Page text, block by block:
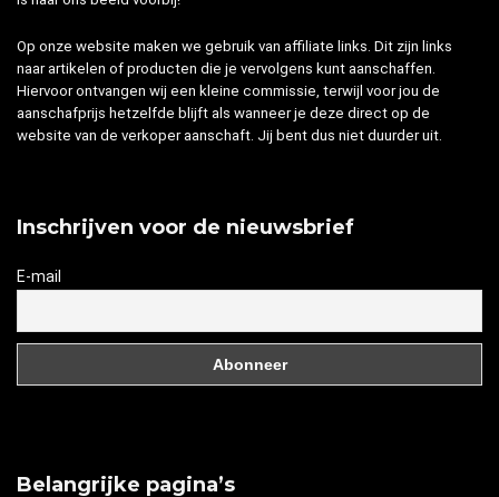
Op onze website maken we gebruik van affiliate links. Dit zijn links
naar artikelen of producten die je vervolgens kunt aanschaffen.
Hiervoor ontvangen wij een kleine commissie, terwijl voor jou de
aanschafprijs hetzelfde blijft als wanneer je deze direct op de
website van de verkoper aanschaft. Jij bent dus niet duurder uit.
Inschrijven voor de nieuwsbrief
E-mail
Belangrijke pagina’s